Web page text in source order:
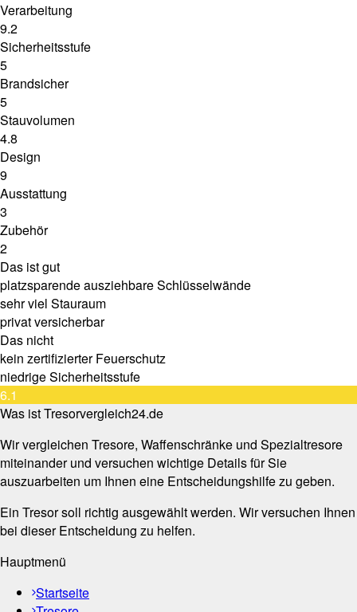
Verarbeitung
9.2
Sicherheitsstufe
5
Brandsicher
5
Stauvolumen
4.8
Design
9
Ausstattung
3
Zubehör
2
Das ist gut
platzsparende ausziehbare Schlüsselwände
sehr viel Stauraum
privat versicherbar
Das nicht
kein zertifizierter Feuerschutz
niedrige Sicherheitsstufe
6.1
Was ist Tresorvergleich24.de
Wir vergleichen Tresore, Waffenschränke und Spezialtresore
miteinander und versuchen wichtige Details für Sie
auszuarbeiten um Ihnen eine Entscheidungshilfe zu geben.
Ein Tresor soll richtig ausgewählt werden. Wir versuchen Ihnen
bei dieser Entscheidung zu helfen.
Hauptmenü
Startseite